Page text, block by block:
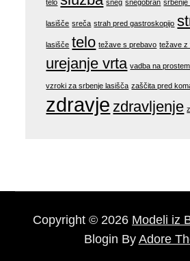
telo sneg snegobran srbenje
lasišče sreča strah pred gastroskopijo
lasišče telo težave s prebavo težave z
urejanje vrta vadba na prostem
vzroki za srbenje lasišča zaščita pred
zdravje zdravljenje
Copyright © 2026 Modeli iz
Blogin By Adore